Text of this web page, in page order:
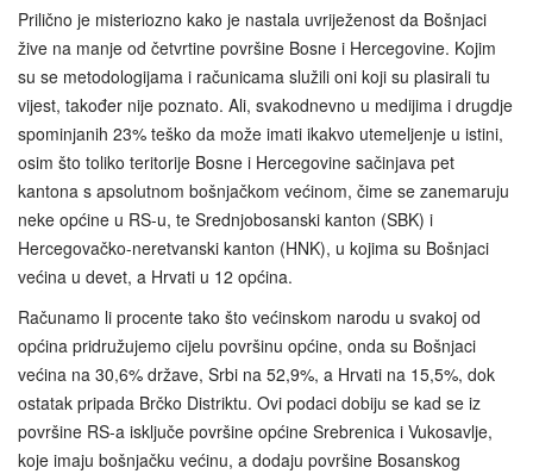
Prilično je misteriozno kako je nastala uvriježenost da Bošnjaci
žive na manje od četvrtine površine Bosne i Hercegovine. Kojim
su se metodologijama i računicama služili oni koji su plasirali tu
vijest, također nije poznato. Ali, svakodnevno u medijima i drugdje
spominjanih 23% teško da može imati ikakvo utemeljenje u istini,
osim što toliko teritorije Bosne i Hercegovine sačinjava pet
kantona s apsolutnom bošnjačkom većinom, čime se zanemaruju
neke općine u RS-u, te Srednjobosanski kanton (SBK) i
Hercegovačko-neretvanski kanton (HNK), u kojima su Bošnjaci
većina u devet, a Hrvati u 12 općina.
Računamo li procente tako što većinskom narodu u svakoj od
općina pridružujemo cijelu površinu općine, onda su Bošnjaci
većina na 30,6% države, Srbi na 52,9%, a Hrvati na 15,5%, dok
ostatak pripada Brčko Distriktu. Ovi podaci dobiju se kad se iz
površine RS-a isključe površine općine Srebrenica i Vukosavlje,
koje imaju bošnjačku većinu, a dodaju površine Bosanskog